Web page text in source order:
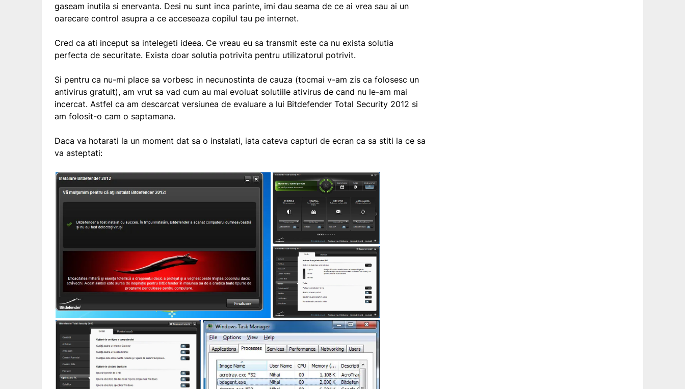
gaseam inutila si enervanta. Desi nu sunt inca parinte, imi dau seama de ce ai vrea sau ai un
oarecare control asupra a ce acceseaza copilul tau pe internet.
Cred ca ati inceput sa intelegeti ideea. Ce vreau eu sa transmit este ca nu exista solutia
perfecta de securitate. Exista doar solutia potrivita pentru utilizatorul potrivit.
Si pentru ca nu-mi place sa vorbesc in necunostinta de cauza (tocmai v-am zis ca folosesc un
antivirus gratuit), am vrut sa vad cum au mai evoluat solutiile ativirus de cand nu le-am mai
incercat. Astfel ca am descarcat versiunea de evaluare a lui Bitdefender Total Security 2012 si
am folosit-o cam o saptamana.
Daca va hotarati la un moment dat sa o instalati, iata cateva capturi de ecran ca sa stiti la ce sa
va asteptati: